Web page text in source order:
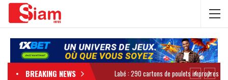
BREAKING NEWS